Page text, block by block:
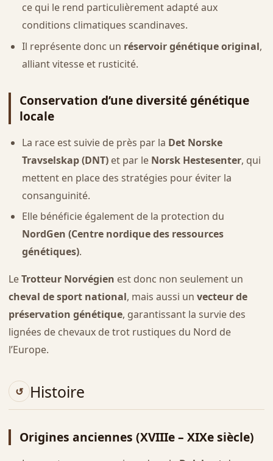
ce qui le rend particulièrement adapté aux
conditions climatiques scandinaves.
Il représente donc un réservoir génétique original,
alliant vitesse et rusticité.
Conservation d’une diversité génétique
locale
La race est suivie de près par la Det Norske
Travselskap (DNT)et par le Norsk Hestesenter, qui
mettent en place des stratégies pour éviter la
consanguinité.
Elle bénéficie également de la protection du
NordGen (Centre nordique des ressources
génétiques).
LeTrotteur Norvégien est donc non seulement un
cheval de sport national, mais aussi un vecteur de
préservation génétique, garantissant la survie des
lignées de chevaux de trot rustiques du Nord de
l’Europe.
Histoire
Origines anciennes (XVIIIe – XIXe siècle)